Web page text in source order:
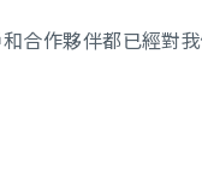
合作夥伴都已經對